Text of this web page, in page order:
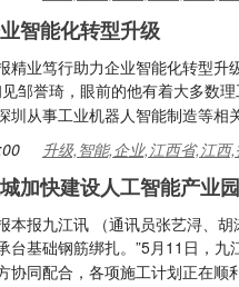
智能化转型升级
精业笃行助力企业智能化转型
邹誉琦，眼前的他有着大多
圳从事工业机器人智能制造等相
升级,智能,企业,江西省,江西
加快建设人工智能产业园
本报九江讯 （通讯员张艺浔、
台基础钢筋绑扎。”5月11日，
协同配合，各项施工计划正在顺